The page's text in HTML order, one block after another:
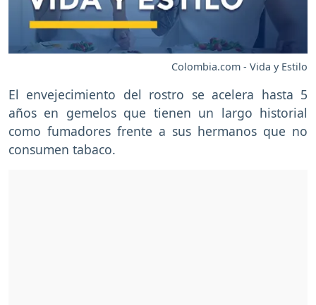
Colombia.com - Vida y Estilo
El envejecimiento del rostro se acelera hasta 5
años en gemelos que tienen un largo historial
como fumadores frente a sus hermanos que no
consumen tabaco.